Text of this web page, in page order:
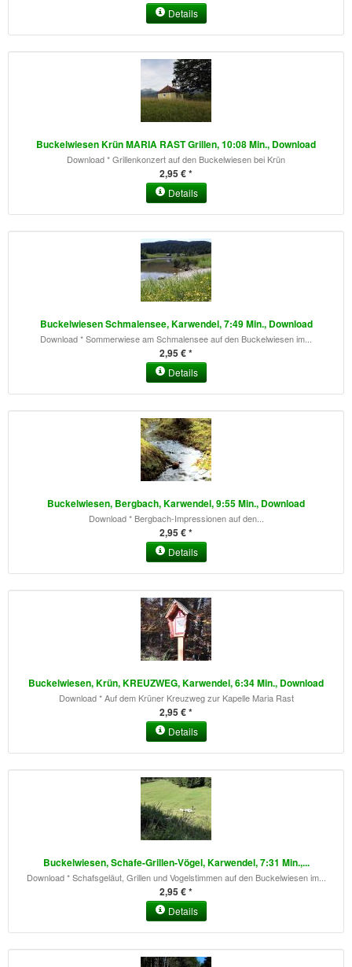
Details
Buckelwiesen Krün MARIA RAST Grillen, 10:08 Min., Download
Download * Grillenkonzert auf den Buckelwiesen bei Krün
2,95 € *
Details
Buckelwiesen Schmalensee, Karwendel, 7:49 Min., Download
Download * Sommerwiese am Schmalensee auf den Buckelwiesen im...
2,95 € *
Details
Buckelwiesen, Bergbach, Karwendel, 9:55 Min., Download
Download * Bergbach-Impressionen auf den...
2,95 € *
Details
Buckelwiesen, Krün, KREUZWEG, Karwendel, 6:34 Min., Download
Download * Auf dem Krüner Kreuzweg zur Kapelle Maria Rast
2,95 € *
Details
Buckelwiesen, Schafe-Grillen-Vögel, Karwendel, 7:31 Min.,...
Download * Schafsgeläut, Grillen und Vogelstimmen auf den Buckelwiesen im...
2,95 € *
Details